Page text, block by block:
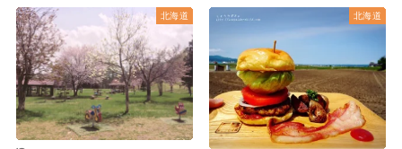
北海道 北海道